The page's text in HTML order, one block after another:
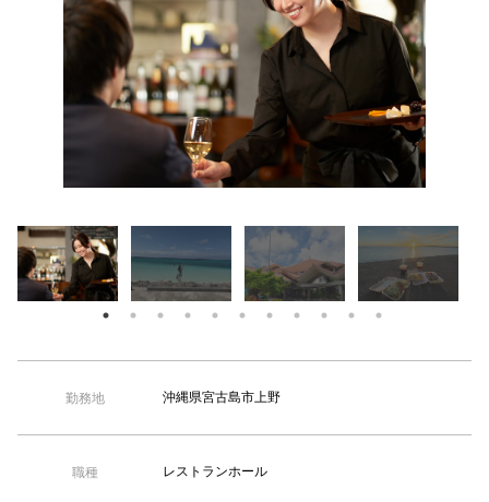
勤務地 沖縄県宮古島市上野
職種 レストランホール